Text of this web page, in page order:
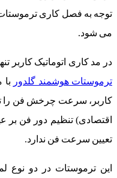
می شود.
در مد کاری اتوماتیک کاربر
ترموستات هوشمند گلدور
کاربر، سرعت چرخش فن را
اقتصادی) تنظیم دور فن بر
تعیین سرعت فن ندارد.
این ترموستات در دو نوع